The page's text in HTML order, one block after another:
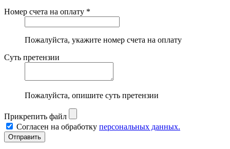
Номер счета на оплату *
Пожалуйста, укажите номер счета на оплату
Суть претензии
Пожалуйста, опишите суть претензии
Прикрепить файл
Согласен на обработку персональных данных.